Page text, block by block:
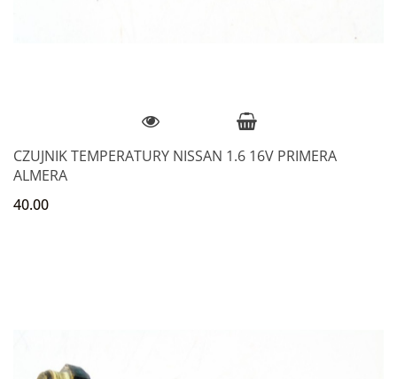
CZUJNIK TEMPERATURY NISSAN 1.6 16V PRIMERA
ALMERA
40.00